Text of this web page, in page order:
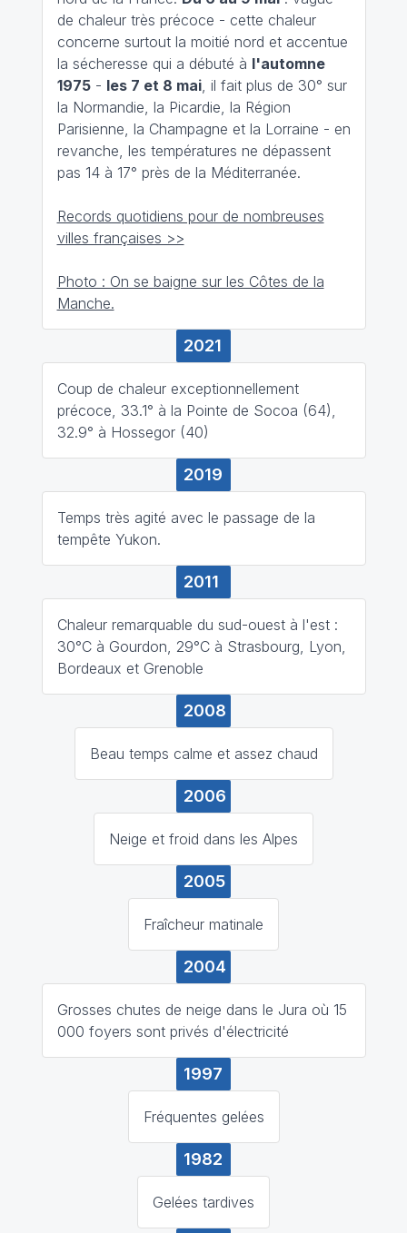
de chaleur très précoce - cette chaleur
concerne surtout la moitié nord et accentue
la sécheresse qui a débuté à l'automne
1975- les 7 et 8 mai, il fait plus de 30° sur
la Normandie, la Picardie, la Région
Parisienne, la Champagne et la Lorraine - en
revanche, les températures ne dépassent
pas 14 à 17° près de la Méditerranée.
Records quotidiens pour de nombreuses
villes françaises >>
Photo : On se baigne sur les Côtes de la
Manche.
2021
Coup de chaleur exceptionnellement
précoce, 33.1° à la Pointe de Socoa (64),
32.9° à Hossegor (40)
2019
Temps très agité avec le passage de la
tempête Yukon.
2011
Chaleur remarquable du sud-ouest à l'est :
30°C à Gourdon, 29°C à Strasbourg, Lyon,
Bordeaux et Grenoble
2008
Beau temps calme et assez chaud
2006
Neige et froid dans les Alpes
2005
Fraîcheur matinale
2004
Grosses chutes de neige dans le Jura où 15
000 foyers sont privés d'électricité
1997
Fréquentes gelées
1982
Gelées tardives